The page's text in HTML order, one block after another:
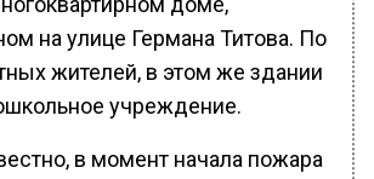
на улице Германа Титова. По
жителей, в этом же здании
учреждение.
в момент начала пожара